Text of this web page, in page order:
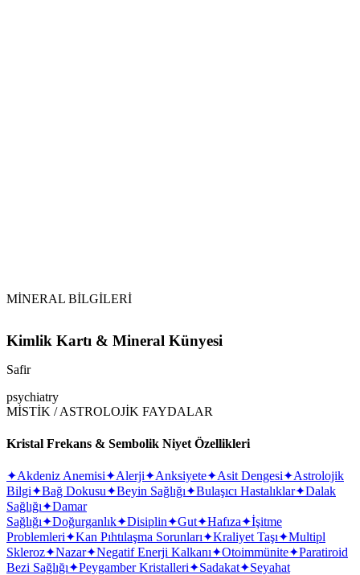
MİNERAL BİLGİLERİ
Kimlik Kartı & Mineral Künyesi
Safir
psychiatry
MİSTİK / ASTROLOJİK FAYDALAR
Kristal Frekans & Sembolik Niyet Özellikleri
✦Akdeniz Anemisi✦Alerji✦Anksiyete✦Asit Dengesi✦Astrolojik
Bilgi✦Bağ Dokusu✦Beyin Sağlığı✦Bulaşıcı Hastalıklar✦Dalak
Sağlığı✦Damar
Sağlığı✦Doğurganlık✦Disiplin✦Gut✦Hafıza✦İşitme
Problemleri✦Kan Pıhtılaşma Sorunları✦Kraliyet Taşı✦Multipl
Skleroz✦Nazar✦Negatif Enerji Kalkanı✦Otoimmünite✦Paratiroid
Bezi Sağlığı✦Peygamber Kristalleri✦Sadakat✦Seyahat